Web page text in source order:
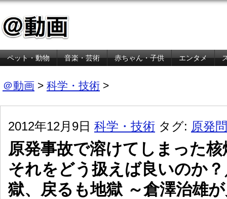
ペット・動物 音楽・芸術 赤ちゃん・子供 エンタメ
＠動画 > 科学・技術 >
2012年12月9日 科学・技術 タグ: 原発
原発事故で溶けてしまった
それをどう扱えば良いのか
獄、戻るも地獄 ～倉澤治雄